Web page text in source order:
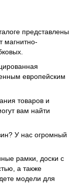
представлены
магнитно-
европейским
товаров и
вам найти
У нас огромный
рамки, доски с
а также
модели для